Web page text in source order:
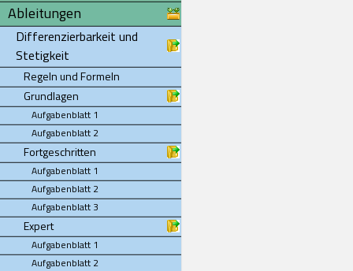
Ableitungen
Differenzierbarkeit und
Stetigkeit
Regeln und Formeln
Grundlagen
Aufgabenblatt 1
Aufgabenblatt 2
Fortgeschritten
Aufgabenblatt 1
Aufgabenblatt 2
Aufgabenblatt 3
Expert
Aufgabenblatt 1
Aufgabenblatt 2